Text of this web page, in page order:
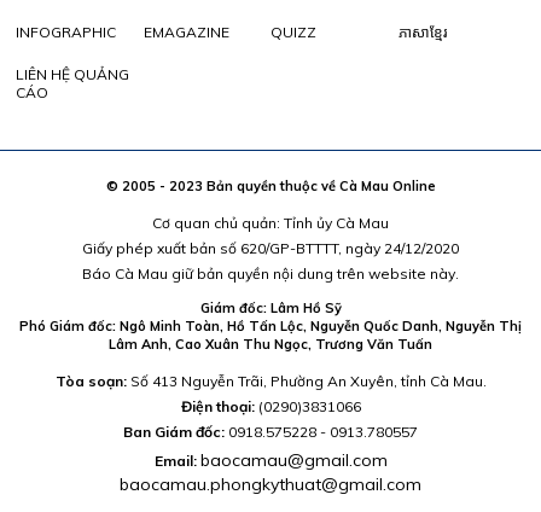
INFOGRAPHIC EMAGAZINE QUIZZ ភាសាខ្មែរ
LIÊN HỆ QUẢNG
CÁO
© 2005 - 2023 Bản quyền thuộc về Cà Mau Online
Cơ quan chủ quản: Tỉnh ủy Cà Mau
Giấy phép xuất bản số 620/GP-BTTTT, ngày 24/12/2020
Báo Cà Mau giữ bản quyền nội dung trên website này.
Giám đốc: Lâm Hồ Sỹ
Phó Giám đốc: Ngô Minh Toàn, Hồ Tấn Lộc, Nguyễn Quốc Danh, Nguyễn Thị
Lâm Anh, Cao Xuân Thu Ngọc, Trương Văn Tuấn
Tòa soạn:Số 413 Nguyễn Trãi, Phường An Xuyên, tỉnh Cà Mau.
Điện thoại: (0290)3831066
Ban Giám đốc: 0918.575228 - 0913.780557
Email: baocamau@gmail.com
baocamau.phongkythuat@gmail.com